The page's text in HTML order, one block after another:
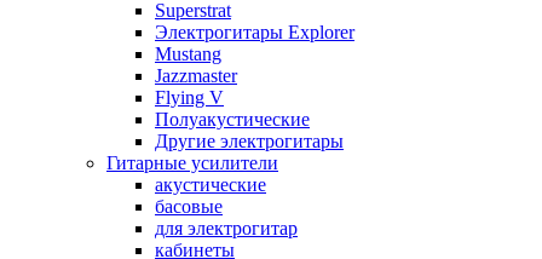
Superstrat
Электрогитары Explorer
Mustang
Jazzmaster
Flying V
Полуакустические
Другие электрогитары
Гитарные усилители
акустические
басовые
для электрогитар
кабинеты